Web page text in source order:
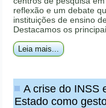
reflexão e um debate
instituições de ensino
Destacamos os
Leia mais...
A crise do INSS
Estado como